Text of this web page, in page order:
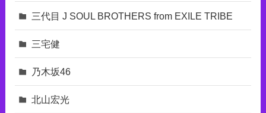
三代目 J SOUL BROTHERS from EXILE TRIBE
三宅健
乃木坂46
北山宏光